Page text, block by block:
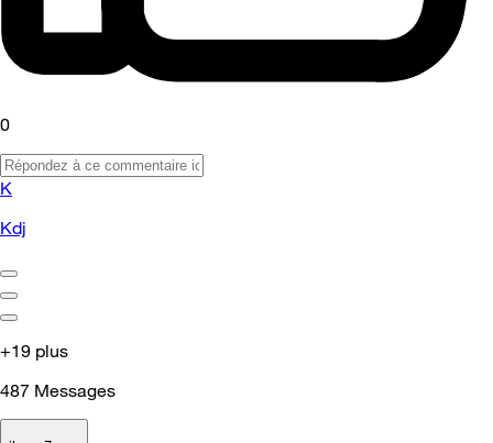
0
K
Kdj
+19 plus
487 Messages